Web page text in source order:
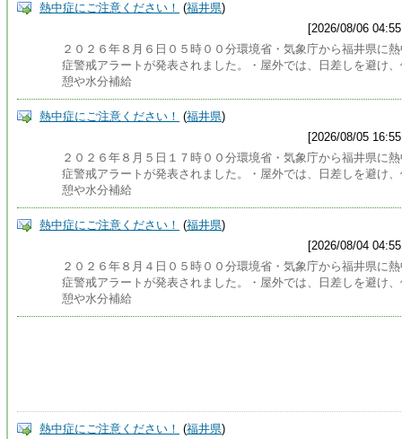
熱中症にご注意ください！ (福井県)
[2026/08/06
２０２６年８月６日０５時００分環境省・気象庁から福井県に
症警戒アラートが発表されました。・屋外では、日差しを避け
憩や水分補給
熱中症にご注意ください！ (福井県)
[2026/08/05
２０２６年８月５日１７時００分環境省・気象庁から福井県に
症警戒アラートが発表されました。・屋外では、日差しを避け
憩や水分補給
熱中症にご注意ください！ (福井県)
[2026/08/04
２０２６年８月４日０５時００分環境省・気象庁から福井県に
症警戒アラートが発表されました。・屋外では、日差しを避け
憩や水分補給
熱中症にご注意ください！ (福井県)